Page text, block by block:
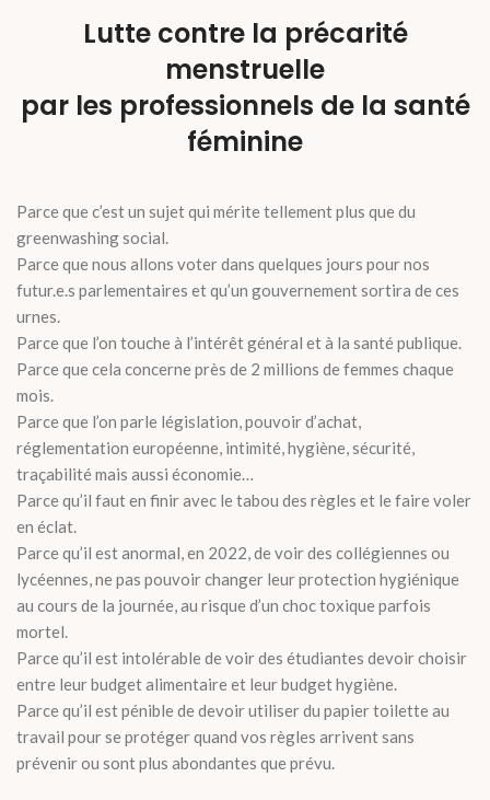
Lutte contre la précarité
menstruelle
par les professionnels de la santé
féminine
Parce que c’est un sujet qui mérite tellement plus que du
greenwashing social.
Parce que nous allons voter dans quelques jours pour nos
futur.e.s parlementaires et qu’un gouvernement sortira de ces
urnes.
Parce que l’on touche à l’intérêt général et à la santé publique.
Parce que cela concerne près de 2 millions de femmes chaque
mois.
Parce que l’on parle législation, pouvoir d’achat,
réglementation européenne, intimité, hygiène, sécurité,
traçabilité mais aussi économie…
Parce qu’il faut en finir avec le tabou des règles et le faire voler
en éclat.
Parce qu’il est anormal, en 2022, de voir des collégiennes ou
lycéennes, ne pas pouvoir changer leur protection hygiénique
au cours de la journée, au risque d’un choc toxique parfois
mortel.
Parce qu’il est intolérable de voir des étudiantes devoir choisir
entre leur budget alimentaire et leur budget hygiène.
Parce qu’il est pénible de devoir utiliser du papier toilette au
travail pour se protéger quand vos règles arrivent sans
prévenir ou sont plus abondantes que prévu.